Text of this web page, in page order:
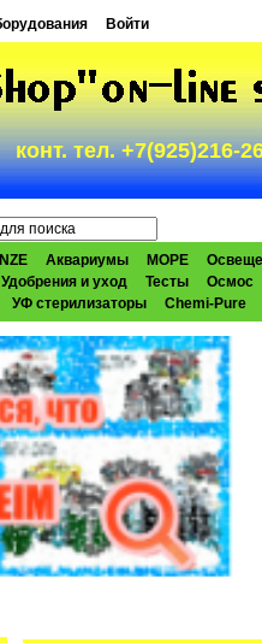
Войти
конт. тел. +7(925)216-
Аквариумы МОРЕ
Удобрения и уход Тесты
Осмос
УФ стерилизаторы
Chemi-Pure